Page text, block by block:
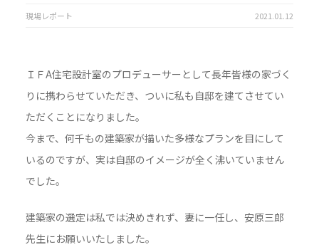
現場レポート 2021.01.12
ＩＦA住宅設計室のプロデューサーとして長年皆様の家づく
りに携わらせていただき、ついに私も自邸を建てさせてい
ただくことになりました。
今まで、何千もの建築家が描いた多様なプランを目にして
いるのですが、実は自邸のイメージが全く沸いていません
でした。
建築家の選定は私では決めきれず、妻に一任し、安原三郎
先生にお願いいたしました。